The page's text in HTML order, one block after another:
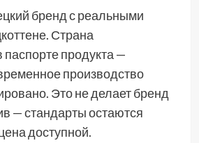
бренд с реальными
Страна
паспорте продукта —
производство
Это не делает бренд
— стандарты остаются
доступной.